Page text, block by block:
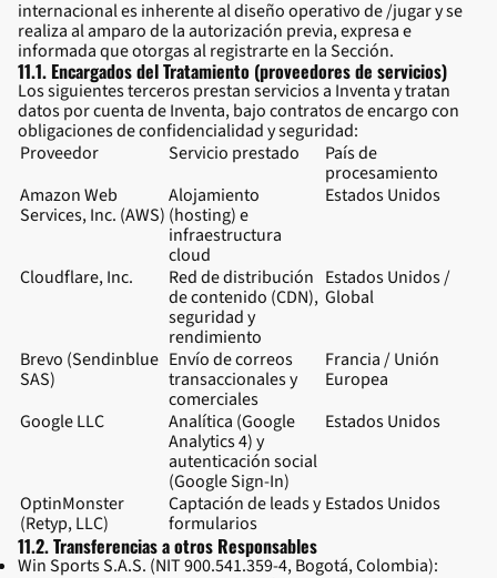
internacional es inherente al diseño operativo de /jugar y se
realiza al amparo de la autorización previa, expresa e
informada que otorgas al registrarte en la Sección.
11.1. Encargados del Tratamiento (proveedores de servicios)
Los siguientes terceros prestan servicios a Inventa y tratan
datos por cuenta de Inventa, bajo contratos de encargo con
obligaciones de confidencialidad y seguridad:
Proveedor
Servicio prestado
País de
procesamiento
Amazon Web
Services, Inc. (AWS)
Alojamiento
(hosting) e
infraestructura
cloud
Estados Unidos
Cloudflare, Inc.
Red de distribución
de contenido (CDN),
seguridad y
rendimiento
Estados Unidos /
Global
Brevo (Sendinblue
SAS)
Envío de correos
transaccionales y
comerciales
Francia / Unión
Europea
Google LLC
Analítica (Google
Analytics 4) y
autenticación social
(Google Sign-In)
Estados Unidos
OptinMonster
(Retyp, LLC)
Captación de leads y
formularios
Estados Unidos
11.2. Transferencias a otros Responsables
Win Sports S.A.S. (NIT 900.541.359-4, Bogotá, Colombia):